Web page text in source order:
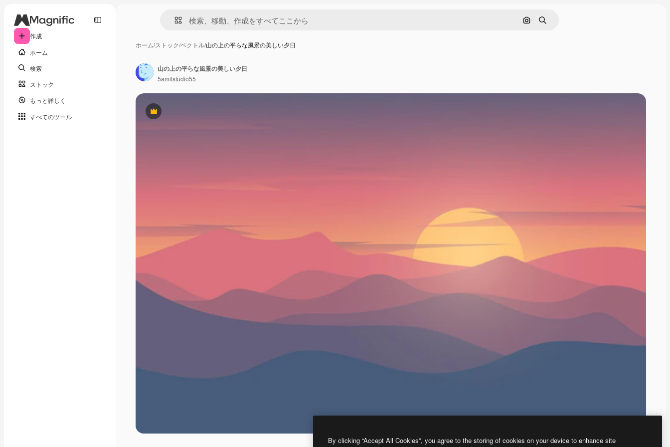
作成
ホーム
検索
ストック
もっと詳しく
すべてのツール
画像で検索
検索
ホーム/ストック/ベクトル/山の上の平らな風景の美しい夕日
Premium
山の上の平らな風景の美しい夕日
5amilstudio55
By clicking “Accept All Cookies”, you agree to the storing of cookies on your device to enhance site